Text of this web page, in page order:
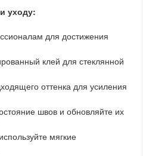
уходу:
для достижения
клей для стеклянной
оттенка для усиления
швов и обновляйте их
мягкие